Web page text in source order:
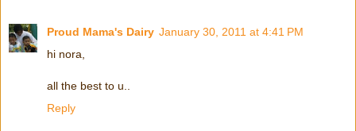
Proud Mama's Dairy January 30, 2011 at 4:41 PM
hi nora,
all the best to u..
Reply